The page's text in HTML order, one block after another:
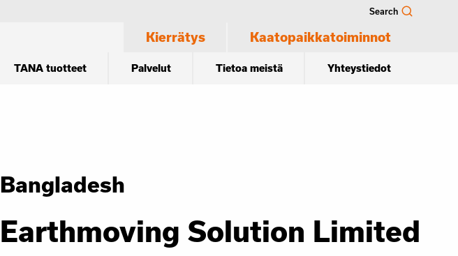
Search
Kierrätys Kaatopaikkatoiminnot
TANA tuotteet Palvelut Tietoa meistä Yhteystiedot
Bangladesh
Earthmoving Solution Limited